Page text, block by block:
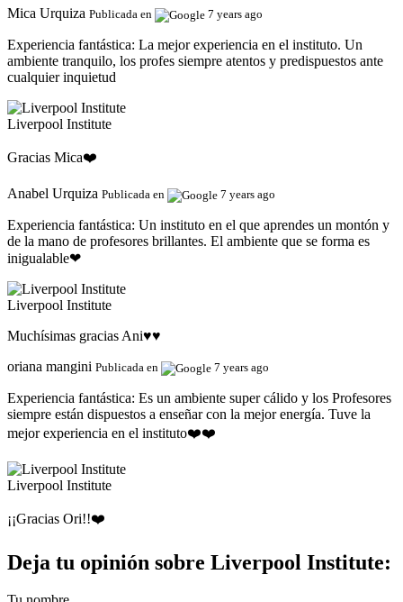
Mica Urquiza Publicada en 7 years ago
Experiencia fantástica: La mejor experiencia en el instituto. Un
ambiente tranquilo, los profes siempre atentos y predispuestos ante
cualquier inquietud
Liverpool Institute
Gracias Mica❤️
Anabel Urquiza Publicada en 7 years ago
Experiencia fantástica: Un instituto en el que aprendes un montón y
de la mano de profesores brillantes. El ambiente que se forma es
inigualable❤
Liverpool Institute
Muchísimas gracias Ani♥️♥️
oriana mangini Publicada en 7 years ago
Experiencia fantástica: Es un ambiente super cálido y los Profesores
siempre están dispuestos a enseñar con la mejor energía. Tuve la
mejor experiencia en el instituto❤️❤️
Liverpool Institute
¡¡Gracias Ori!!❤️
Deja tu opinión sobre Liverpool Institute: